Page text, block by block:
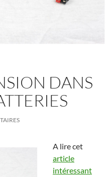
DANS
A lire cet
article
intéressant